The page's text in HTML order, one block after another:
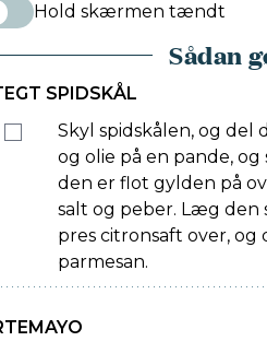
Hold skærmen tændt
Sådan
SPIDSKÅL
Skyl spidskålen, og del
og olie på en pande, og
den er flot gylden på
salt og peber. Læg den
pres citronsaft over, og
parmesan.